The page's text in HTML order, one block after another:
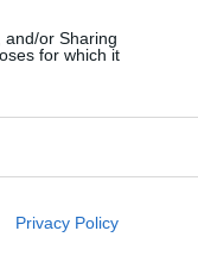
and/or Sharing
for which it
Privacy Policy